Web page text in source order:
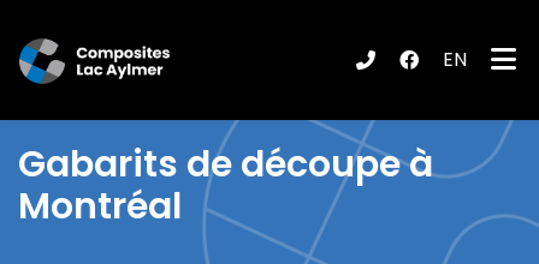
(Produits / Services )
EN
Gabarits de découpe à
Montréal